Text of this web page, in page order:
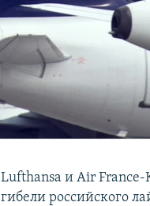
Lufthansa и Air
гибели российского